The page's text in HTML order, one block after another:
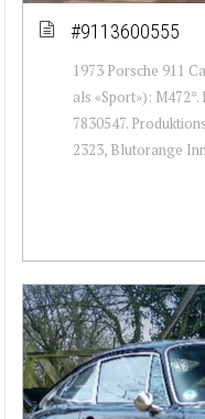
#9113600555
1973 Porsche 911
als «Sport»):
7830547.
2323, Blutorange